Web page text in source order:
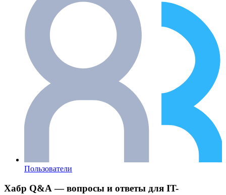
Пользователи
Хабр Q&A — вопросы и ответы для IT-